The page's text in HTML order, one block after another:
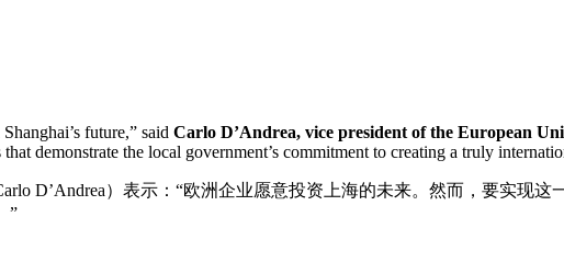
future,” said Carlo D’Andrea, vice president of the European
demonstrate the local government’s commitment to creating a truly
D’Andrea）表示：“欧洲企业愿意投资上海的未来。然而，要实现
”